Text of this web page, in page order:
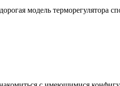
модель терморегулятора